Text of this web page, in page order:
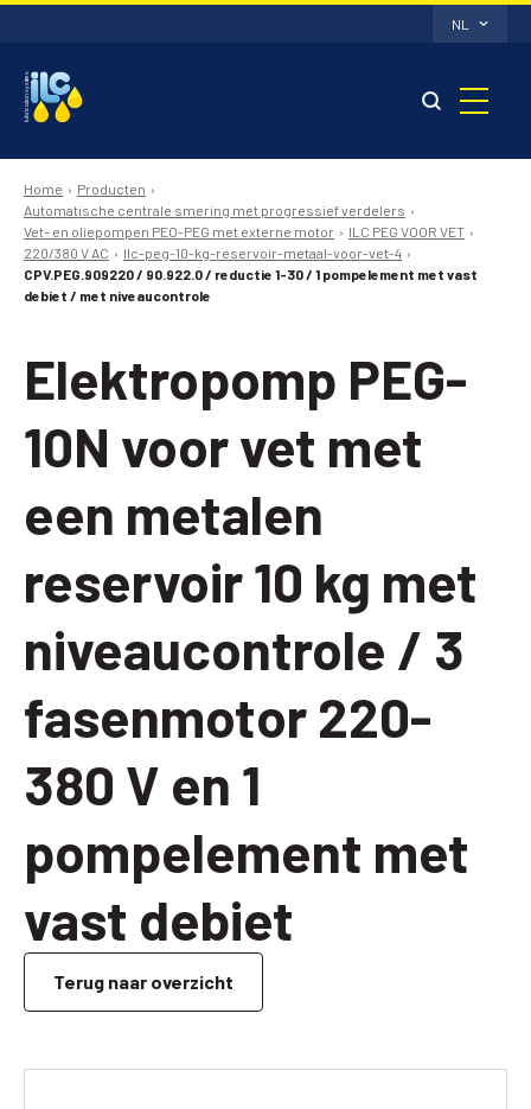
NL
Home
Producten
Automatische centrale smering met progressief verdelers
Vet- en oliepompen PEO-PEG met externe motor
ILC PEG VOOR VET
220/380 V AC
Ilc-peg-10-kg-reservoir-metaal-voor-vet-4
CPV.PEG.909220 / 90.922.0 / reductie 1-30 / 1 pompelement met vast
debiet / met niveaucontrole
Elektropomp PEG-
10N voor vet met
een metalen
reservoir 10 kg met
niveaucontrole / 3
fasenmotor 220-
380 V en 1
pompelement met
vast debiet
Terug naar overzicht